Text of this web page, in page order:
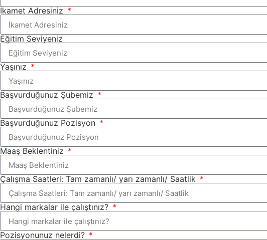
İkamet Adresiniz
Eğitim Seviyeniz
Yaşınız
Başvurduğunuz Şubemiz
Başvurduğunuz Pozisyon
Maaş Beklentiniz
Çalışma Saatleri: Tam zamanlı/ yarı zamanlı/ Saatlik
Hangi markalar ile çalıştınız?
Pozisyonunuz nelerdi?